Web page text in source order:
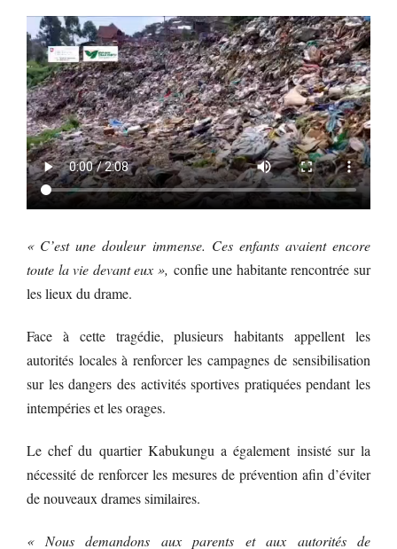
« C’est une douleur immense. Ces enfants avaient encore
toute la vie devant eux », confie une habitante rencontrée sur
les lieux du drame.
Face à cette tragédie, plusieurs habitants appellent les
autorités locales à renforcer les campagnes de sensibilisation
sur les dangers des activités sportives pratiquées pendant les
intempéries et les orages.
Le chef du quartier Kabukungu a également insisté sur la
nécessité de renforcer les mesures de prévention afin d’éviter
de nouveaux drames similaires.
« Nous demandons aux parents et aux autorités de